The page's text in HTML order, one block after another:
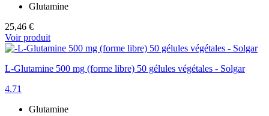
Glutamine
25,46 €
Voir produit
L-Glutamine 500 mg (forme libre) 50 gélules végétales - Solgar
4.71
Glutamine